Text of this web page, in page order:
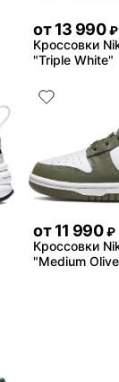
от 13 990 ₽
Кроссовки
"Triple White"
от 11 990 ₽
Кроссовки
"Medium